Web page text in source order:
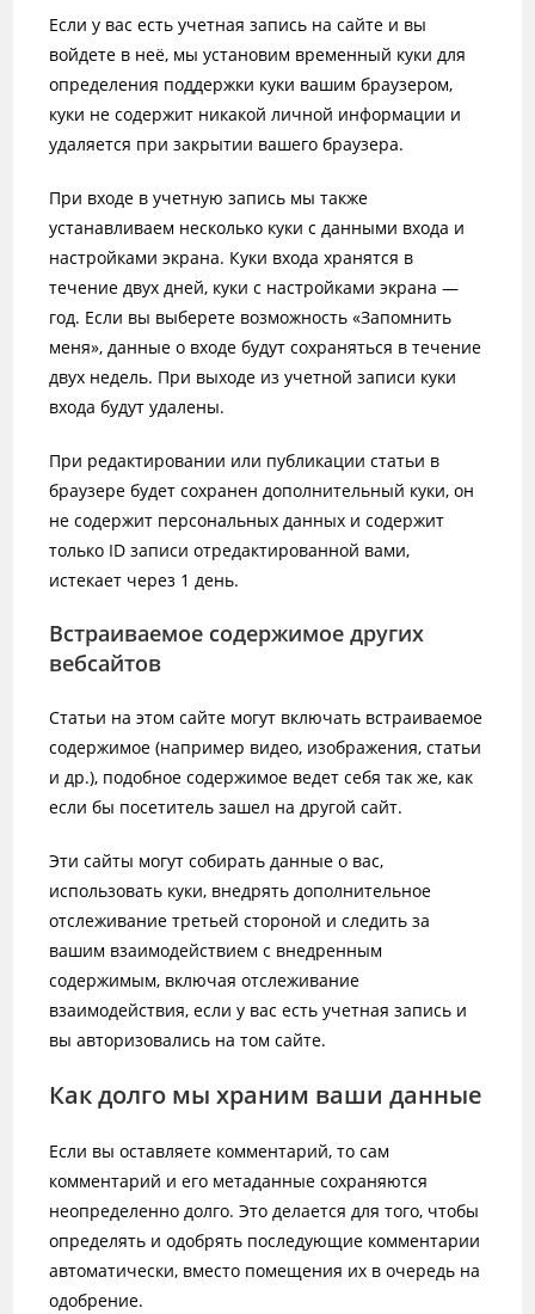
Если у вас есть учетная запись на сайте и вы
войдете в неё, мы установим временный куки для
определения поддержки куки вашим браузером,
куки не содержит никакой личной информации и
удаляется при закрытии вашего браузера.
При входе в учетную запись мы также
устанавливаем несколько куки с данными входа и
настройками экрана. Куки входа хранятся в
течение двух дней, куки с настройками экрана —
год. Если вы выберете возможность «Запомнить
меня», данные о входе будут сохраняться в течение
двух недель. При выходе из учетной записи куки
входа будут удалены.
При редактировании или публикации статьи в
браузере будет сохранен дополнительный куки, он
не содержит персональных данных и содержит
только ID записи отредактированной вами,
истекает через 1 день.
Встраиваемое содержимое других
вебсайтов
Статьи на этом сайте могут включать встраиваемое
содержимое (например видео, изображения, статьи
и др.), подобное содержимое ведет себя так же, как
если бы посетитель зашел на другой сайт.
Эти сайты могут собирать данные о вас,
использовать куки, внедрять дополнительное
отслеживание третьей стороной и следить за
вашим взаимодействием с внедренным
содержимым, включая отслеживание
взаимодействия, если у вас есть учетная запись и
вы авторизовались на том сайте.
Как долго мы храним ваши данные
Если вы оставляете комментарий, то сам
комментарий и его метаданные сохраняются
неопределенно долго. Это делается для того, чтобы
определять и одобрять последующие комментарии
автоматически, вместо помещения их в очередь на
одобрение.